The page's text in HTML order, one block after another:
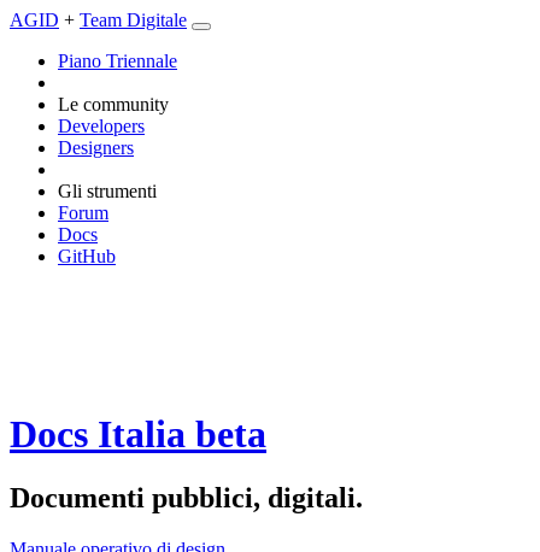
AGID + Team Digitale
Piano Triennale
Le community
Developers
Designers
Gli strumenti
Forum
Docs
GitHub
Docs Italia beta
Documenti pubblici, digitali.